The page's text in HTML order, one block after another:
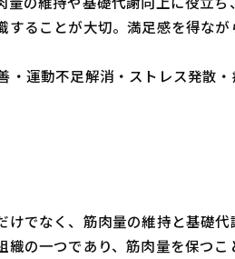
ることが大切。満足感を得な
運動不足解消・ストレス発散
でなく、筋肉量の維持と基礎代
の一つであり、筋肉量を保つ